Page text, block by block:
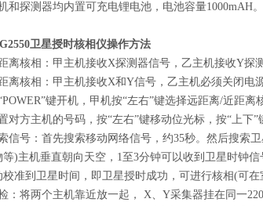
和探测器均内置可充电锂电池，电池容量1000mAH。
卫星授时核相仪操作方法
离核相：甲主机接收X探测器信号，乙主机接收Y探
离核相：甲主机接收X和Y信号，乙主机必须关闭电源
键开机，甲机按“左右”键选择远距离/近距
对方主机的号码，按“左右”键移动位光标，按“上下
信号：首先搜索移动网络信号，约35秒。然后搜索
等)主机垂直朝向天空，1至3分钟可以收到卫星时钟
校准到卫星时间，即卫星授时成功，可进行核相(可
：将两个主机靠近放一起， X、Y采集器挂在同一